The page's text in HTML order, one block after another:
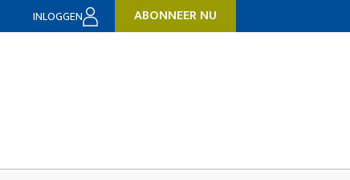
INLOGGEN ABONNEER NU